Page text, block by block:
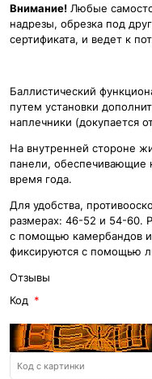
Внимание! Любые
надрезы, обрезка под
сертификата, и ведет к
Баллистический
путем установки
наплечники (докупается
На внутренней стороне
панели, обеспечивающие
время года.
Для удобства,
размерах: 46-52 и 54-60.
с помощью камербандов
фиксируются с помощью
Отзывы
Код